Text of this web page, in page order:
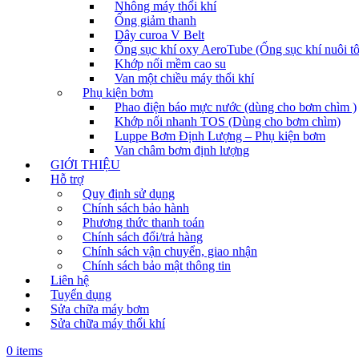
Nhông máy thổi khí
Ống giảm thanh
Dây curoa V Belt
Ống sục khí oxy AeroTube (Ống sục khí nuôi
Khớp nối mềm cao su
Van một chiều máy thổi khí
Phụ kiện bơm
Phao điện báo mực nước (dùng cho bơm chìm )
Khớp nối nhanh TOS (Dùng cho bơm chìm)
Luppe Bơm Định Lượng – Phụ kiện bơm
Van châm bơm định lượng
GIỚI THIỆU
Hỗ trợ
Quy định sử dụng
Chính sách bảo hành
Phương thức thanh toán
Chính sách đổi/trả hàng
Chính sách vận chuyển, giao nhận
Chính sách bảo mật thông tin
Liên hệ
Tuyển dụng
Sửa chữa máy bơm
Sửa chữa máy thổi khí
0 items